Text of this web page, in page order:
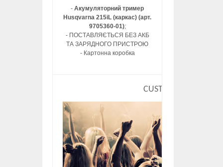
-Акумуляторний тример
Husqvarna 215iL (каркас) (арт.
9705360-01);
- ПОСТАВЛЯЄТЬСЯ БЕЗ АКБ
ТА ЗАРЯДНОГО ПРИСТРОЮ
- Картонна коробка
CUSTOM HTML